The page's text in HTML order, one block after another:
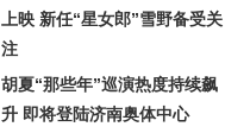
上映 新任“星女郎”雪野备受关
注
胡夏“那些年”巡演热度持续飙
升 即将登陆济南奥体中心